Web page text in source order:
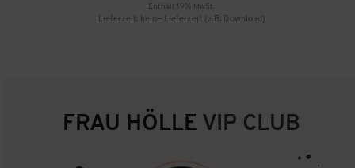
Enthält 19% MwSt.
Lieferzeit: keine Lieferzeit (z.B. Download)
FRAU HÖLLE VIP CLUB